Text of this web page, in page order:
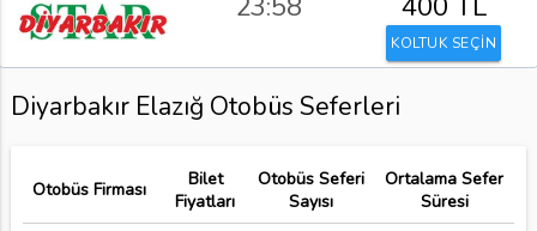
KOLTUK SEÇİN
Diyarbakır Elazığ Otobüs Seferleri
Otobüs Firması
Bilet
Fiyatları
Otobüs Seferi
Sayısı
Ortalama Sefer
Süresi